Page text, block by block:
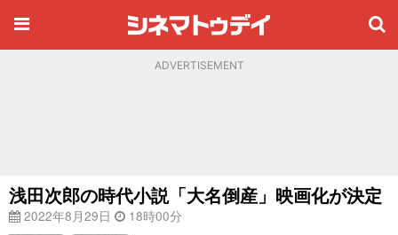
ADVERTISEMENT
浅田次郎の時代小説「大名倒産」映画化が決定
2022年8月29日
18時00分